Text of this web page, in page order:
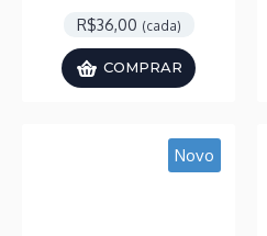
R$36,00 (cada)
COMPRAR
Novo